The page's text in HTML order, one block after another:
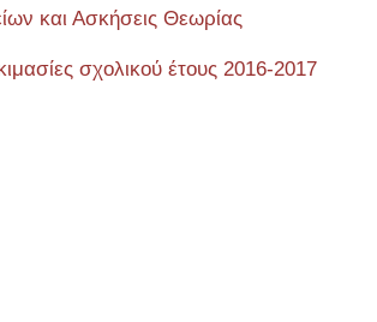
και Ασκήσεις Θεωρίας
σχολικού έτους 2016-2017